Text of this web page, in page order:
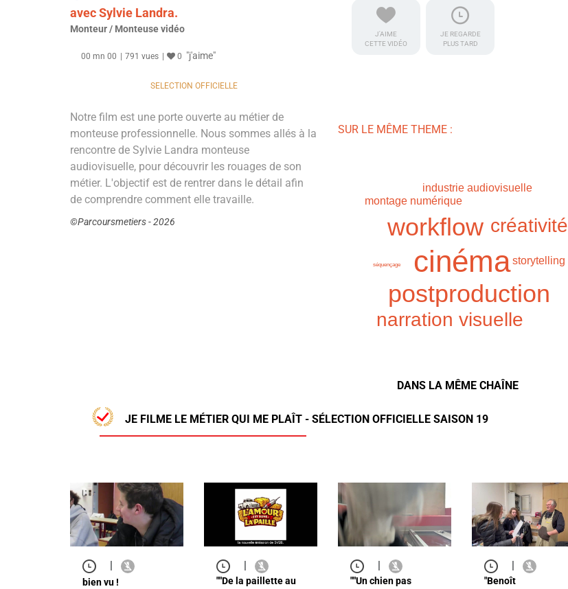
avec Sylvie Landra.
Monteur / Monteuse vidéo
00 mn 00 791 vues 0 "j'aime"
SELECTION OFFICIELLE
Notre film est une porte ouverte au métier de
monteuse professionnelle. Nous sommes allés à la
rencontre de Sylvie Landra monteuse
audiovisuelle, pour découvrir les rouages de son
métier. L'objectif est de rentrer dans le détail afin
de comprendre comment elle travaille.
©Parcoursmetiers - 2026
J'AIME
CETTE VIDÉO
JE REGARDE
PLUS TARD
SUR LE MÊME THEME :
cinéma
postproduction
workflow
narration visuelle
créativité
storytelling
montage numérique
industrie audiovisuelle
séquençage
DANS LA MÊME CHAÎNE
JE FILME LE MÉTIER QUI ME PLAÎT - SÉLECTION OFFICIELLE SAISON 19
bien vu !
""De la paillette au
""Un chien pas
"Benoît